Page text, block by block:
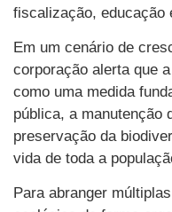
fiscalização, educação
Em um cenário de
corporação alerta que
como uma medida
pública, a manutenção
preservação da
vida de toda a
Para abranger